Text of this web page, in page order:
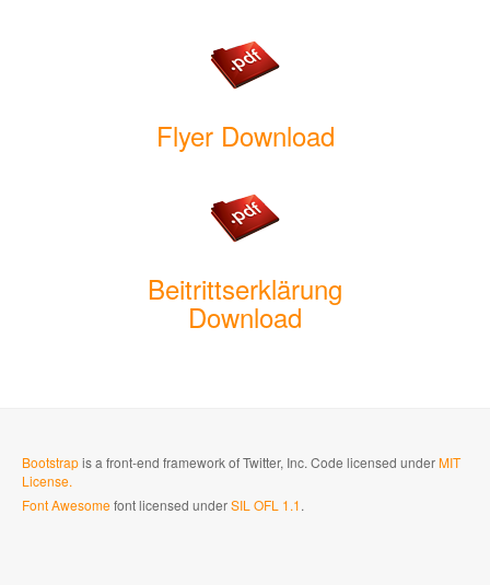
Flyer Download
Beitrittserklärung
Download
Bootstrapis a front-end framework of Twitter, Inc. Code licensed underMIT
License.
Font Awesomefont licensed underSIL OFL 1.1.